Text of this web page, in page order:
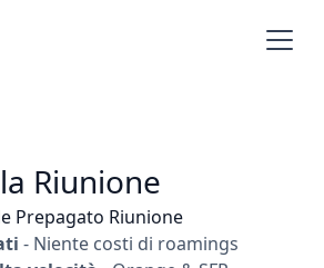
Riunione
Prepagato Riunione
- Niente costi di roamings